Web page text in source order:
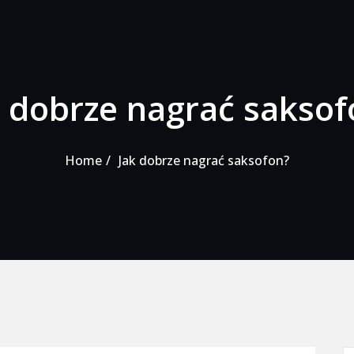
dobrze nagrać
Home Jak dobrze nagrać saksofon?